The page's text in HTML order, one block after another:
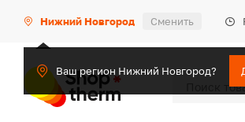
Нижний Новгород Сменить
Ваш регион Нижний Новгород?